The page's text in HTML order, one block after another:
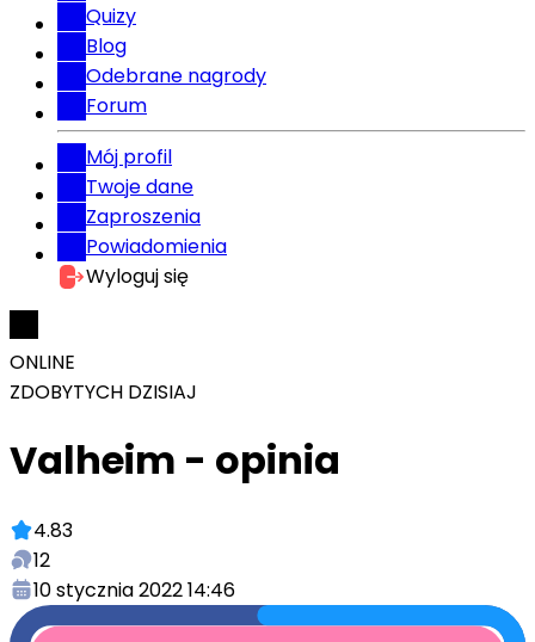
Quizy
Blog
Odebrane nagrody
Forum
Mój profil
Twoje dane
Zaproszenia
Powiadomienia
Wyloguj się
ONLINE
ZDOBYTYCH DZISIAJ
Valheim - opinia
4.83
12
10 stycznia 2022 14:46